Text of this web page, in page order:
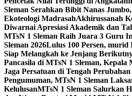
Sleman Serahkan Bibit Nanas
Ekoteologi MadrasahAkhirussanah
Diwarnai Apresiasi Akademik dan
MTsN 1 Sleman Raih Juara 3 Guru
Sleman 2026Lulus 100 Persen, murid
Siap Melangkah ke Jenjang
Pancasila di MTsN 1 Sleman,
Jaga Persatuan di Tengah
Pengumuman, MTsN 1 Sleman
KelulusanMTsN 1 Sleman Salurkan